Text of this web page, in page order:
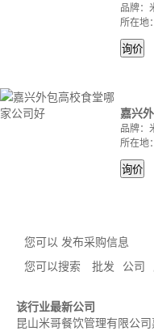
品牌：
所在地
询价
嘉兴
品牌：
所在地
询价
您可以 发布采购信息
您可以搜索
批发 公司
该行业最新公司
昆山米哥餐饮管理有限公司